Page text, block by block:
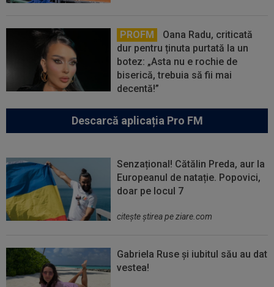
PROFM
Oana Radu, criticată
dur pentru ținuta purtată la un
botez: „Asta nu e rochie de
biserică, trebuia să fii mai
decentă!”
Descarcă aplicația Pro FM
Senzațional! Cătălin Preda, aur la
Europeanul de natație. Popovici,
doar pe locul 7
citeşte ştirea pe ziare.com
Gabriela Ruse și iubitul său au dat
vestea!